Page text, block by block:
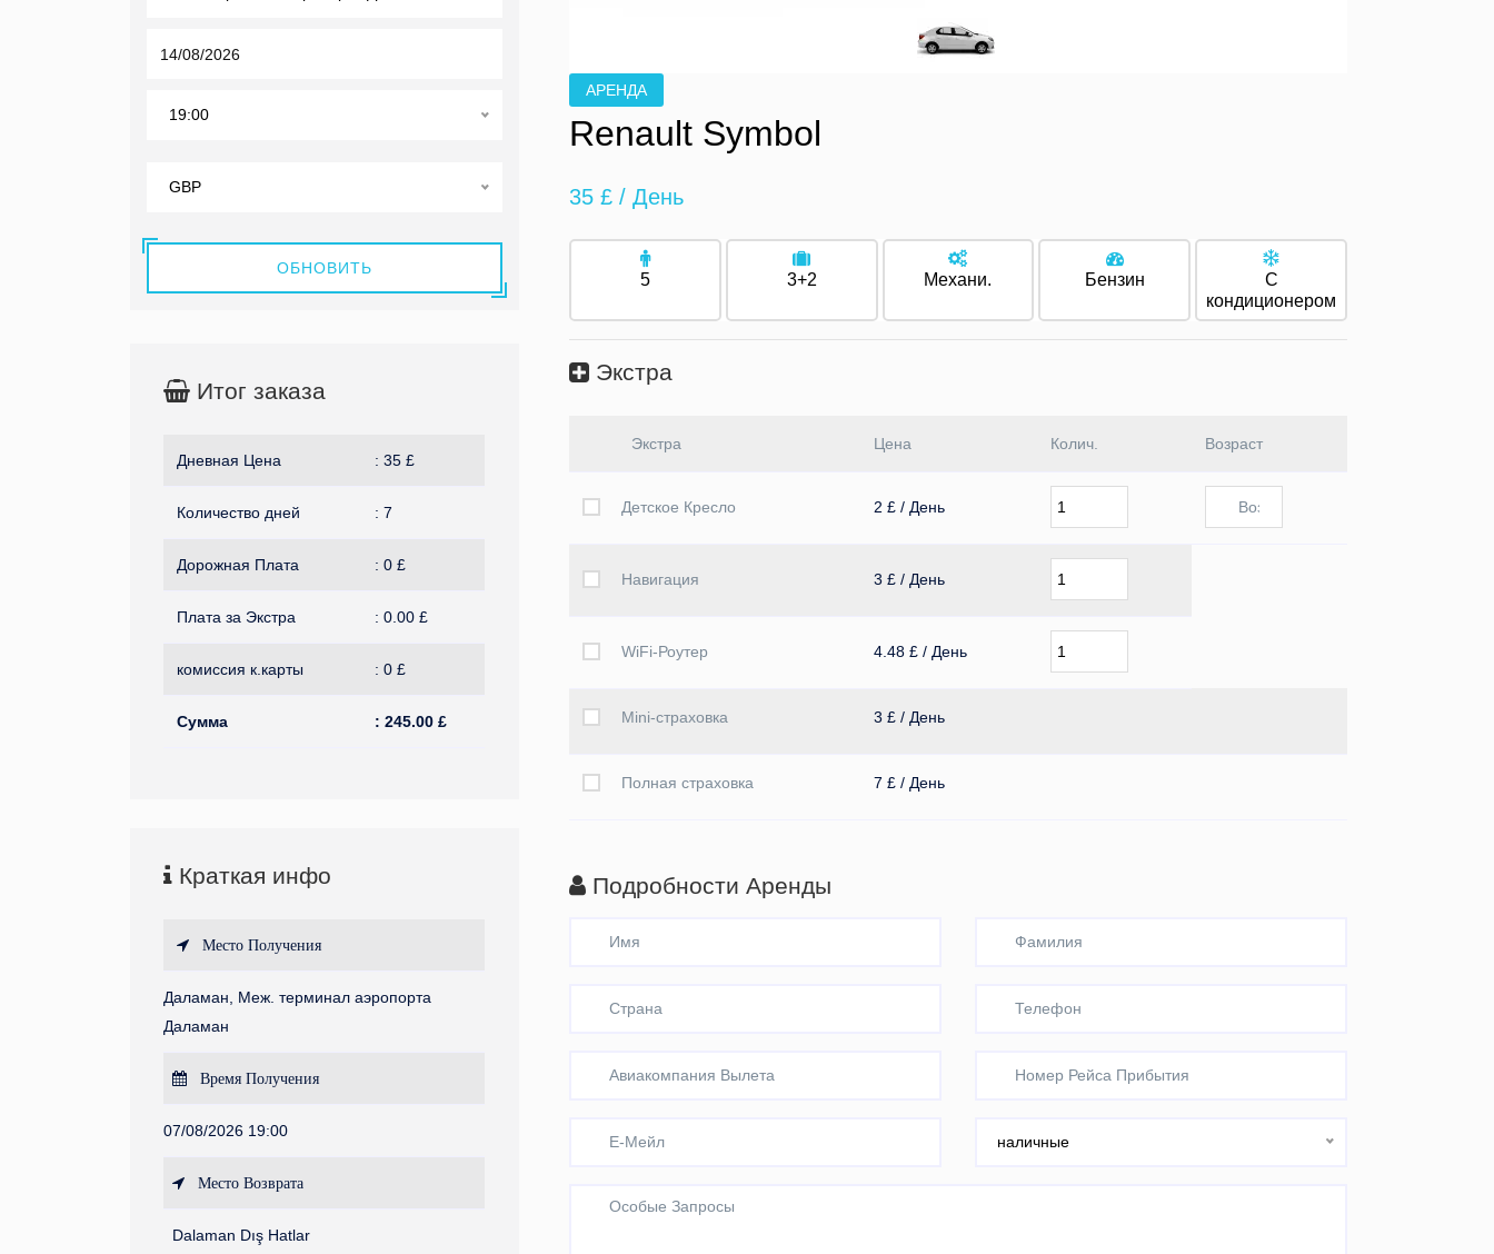
19:00
GBP
ОБНОВИТЬ
Итог заказа
Дневная Цена : 35 £
Количество дней : 7
Дорожная Плата : 0 £
Плата за Экстра : 0.00 £
комиссия к.карты : 0 £
Сумма : 245.00 £
Краткая инфо
Место Получения
Даламан, Меж. терминал аэропорта
Даламан
Время Получения
07/08/2026 19:00
Место Возврата
Dalaman Dış Hatlar
АРЕНДА
Renault Symbol
35 £/ День
5 3+2 Механи. Бензин
С
кондиционером
Экстра
Экстра Цена Колич. Возраст
Детское Кресло 2 £ / День
Навигация 3 £ / День
WiFi-Роутер 4.48 £ / День
Mini-страховка 3 £ / День
Полная страховка 7 £ / День
Подробности Аренды
наличные